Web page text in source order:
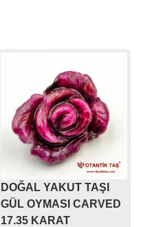
DOĞAL YAKUT TAŞI
GÜL OYMASI CARVED
17.35 KARAT